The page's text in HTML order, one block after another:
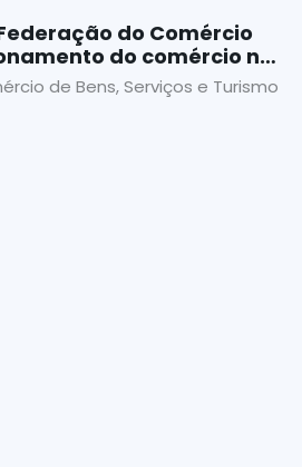
do Comércio
do comércio no
de Bens, Serviços e Turismo